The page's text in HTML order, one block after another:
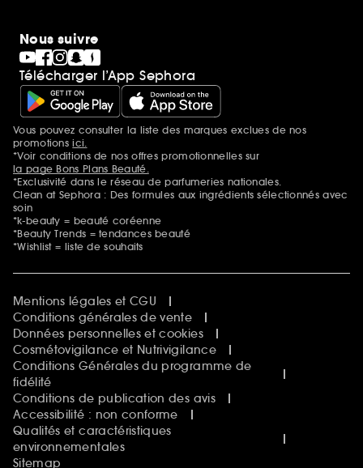
Nous suivre
Télécharger l’App Sephora
Mentions additionnelles
Vous pouvez consulter la liste des marques exclues de nos
promotionsici.
*Voir conditions de nos offres promotionnelles sur
la page Bons Plans Beauté.
*Exclusivité dans le réseau de parfumeries nationales.
Clean at Sephora : Des formules aux ingrédients sélectionnés avec
soin
*k-beauty = beauté coréenne
*Beauty Trends = tendances beauté
*Wishlist = liste de souhaits
Mentions légales et CGU
Conditions générales de vente
Données personnelles et cookies
Cosmétovigilance et Nutrivigilance
Conditions Générales du programme de
fidélité
Conditions de publication des avis
Accessibilité : non conforme
Qualités et caractéristiques
environnementales
Sitemap